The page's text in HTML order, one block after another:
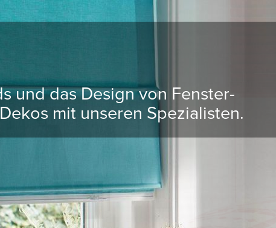
und das Design von Fenster-
mit unseren Spezialisten.